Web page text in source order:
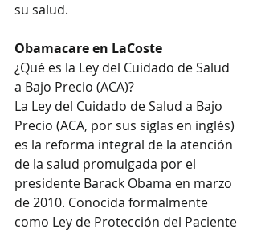
su salud.
Obamacare en LaCoste
¿Qué es la Ley del Cuidado de Salud
a Bajo Precio (ACA)?
La Ley del Cuidado de Salud a Bajo
Precio (ACA, por sus siglas en inglés)
es la reforma integral de la atención
de la salud promulgada por el
presidente Barack Obama en marzo
de 2010. Conocida formalmente
como Ley de Protección del Paciente